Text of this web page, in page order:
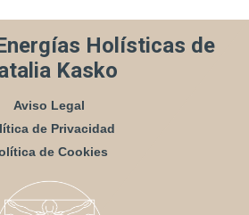
Holísticas de
Kasko
Aviso Legal
de Privacidad
de Cookies